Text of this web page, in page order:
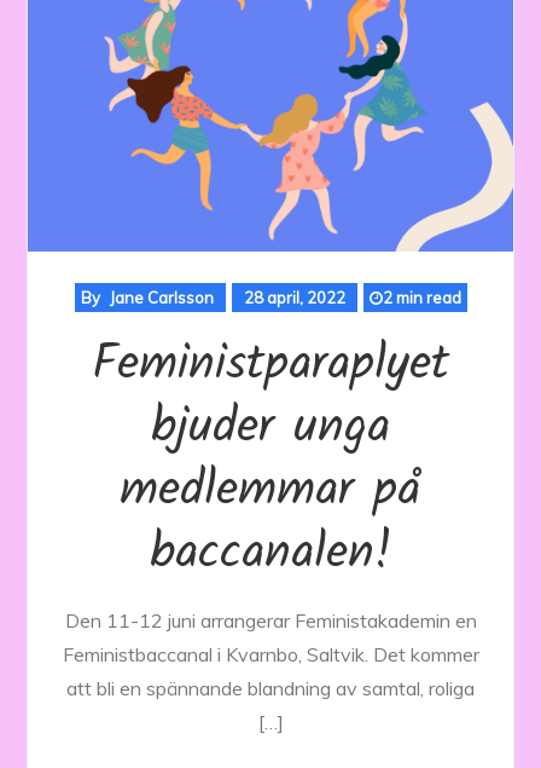
By Jane Carlsson 28 april, 2022 2 min read
Feministparaplyet
bjuder unga
medlemmar på
baccanalen!
Den 11-12 juni arrangerar Feministakademin en
Feministbaccanal i Kvarnbo, Saltvik. Det kommer
att bli en spännande blandning av samtal, roliga
[…]